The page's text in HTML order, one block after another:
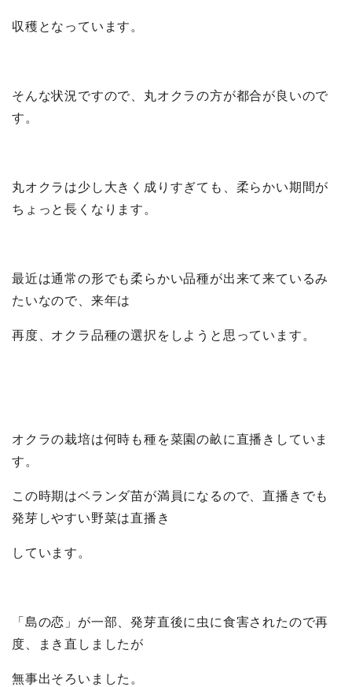
収穫となっています。
そんな状況ですので、丸オクラの方が都合が良いので
す。
丸オクラは少し大きく成りすぎても、柔らかい期間が
ちょっと長くなります。
最近は通常の形でも柔らかい品種が出来て来ているみ
たいなので、来年は
再度、オクラ品種の選択をしようと思っています。
オクラの栽培は何時も種を菜園の畝に直播きしていま
す。
この時期はベランダ苗が満員になるので、直播きでも
発芽しやすい野菜は直播き
しています。
「島の恋」が一部、発芽直後に虫に食害されたので再
度、まき直しましたが
無事出そろいました。